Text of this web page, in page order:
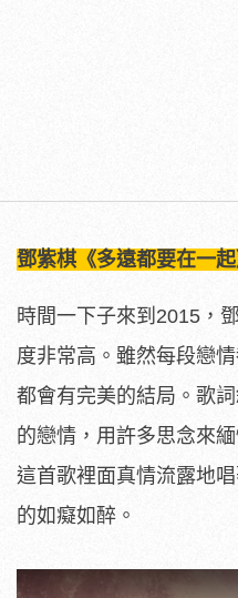
鄧紫棋《多遠都要在一
時間一下子來到2015，
度非常高。雖然每段戀
都會有完美的結局。歌
的戀情，用許多思念來
這首歌裡面真情流露地
的如癡如醉。